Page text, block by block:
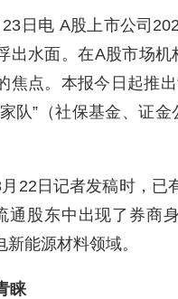
日电 A股上市公司
出水面。在A股市场
焦点。本报今日起推
队”（社保基金、证
22日记者发稿时，已
通股东中出现了券商
能源材料领域。
睐